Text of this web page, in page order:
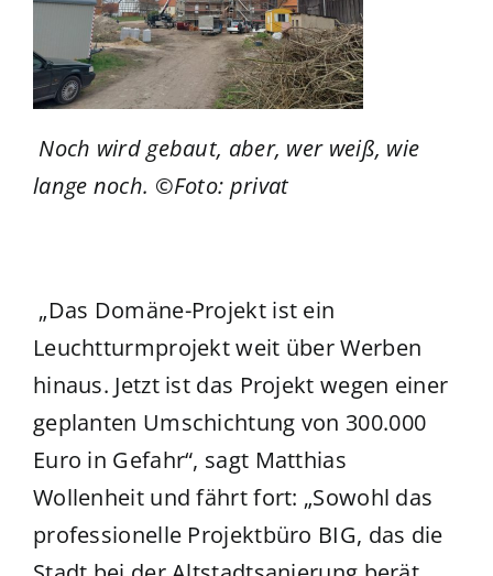
Noch wird gebaut, aber, wer weiß, wie
lange noch. ©Foto: privat
„Das Domäne-Projekt ist ein
Leuchtturmprojekt weit über Werben
hinaus. Jetzt ist das Projekt wegen einer
geplanten Umschichtung von 300.000
Euro in Gefahr“, sagt Matthias
Wollenheit und fährt fort: „Sowohl das
professionelle Projektbüro BIG, das die